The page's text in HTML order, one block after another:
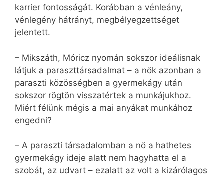
karrier fontosságát. Korábban a vénleány,
vénlegény hátrányt, megbélyegzettséget
jelentett.
– Mikszáth, Móricz nyomán sokszor ideálisnak
látjuk a paraszttársadalmat – a nők azonban a
paraszti közösségben a gyermekágy után
sokszor rögtön visszatértek a munkájukhoz.
Miért félünk mégis a mai anyákat munkához
engedni?
– A paraszti társadalomban a nő a hathetes
gyermekágy ideje alatt nem hagyhatta el a
szobát, az udvart – ezalatt az volt a kizárólagos